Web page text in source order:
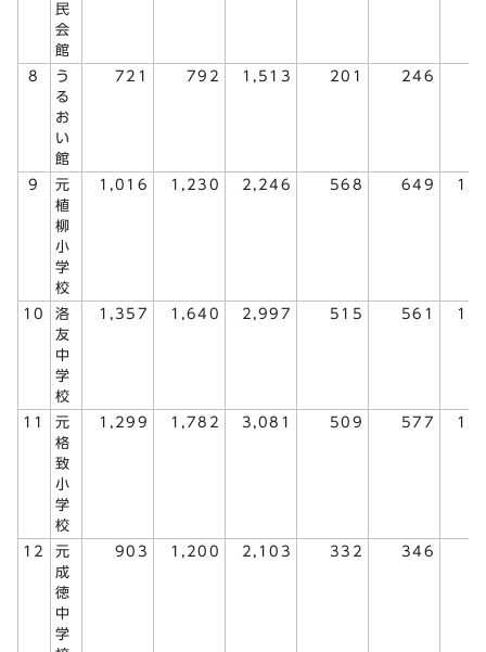
民
会
館
8
う
る
お
い
館
721 792 1,513 201 246
9
元
植
柳
小
学
校
1,016 1,230 2,246 568 649
10
洛
友
中
学
校
1,357 1,640 2,997 515 561
11
元
格
致
小
学
校
1,299 1,782 3,081 509 577
12
元
成
徳
中
学
903 1,200 2,103 332 346